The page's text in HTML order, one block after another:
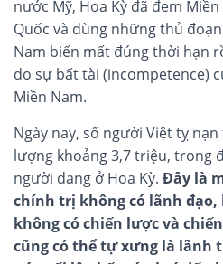
nước Mỹ, Hoa Kỳ đã đem
Quốc và dùng những thủ
Nam biến mất đúng thời hạn
do sự bất tài (incompetence)
Miền Nam.
Ngày nay, số người Việt tỵ
lượng khoảng 3,7 triệu, trong
người đang ở Hoa Kỳ. Đây là
chính trị không có lãnh đạo,
không có chiến lược và
cũng có thể tự xưng là lãnh